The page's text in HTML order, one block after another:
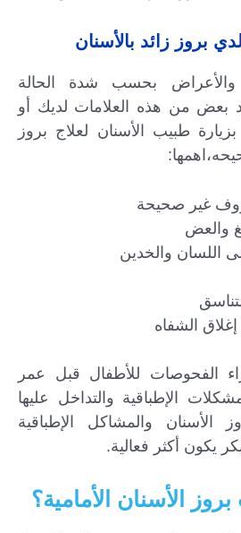
بروز زائد بالأسنان
والأعراض بحسب شدة الحالة
بعض من هذه العلامات لديك أو
طبيب الأسنان لعلاج بروز
غير صحيحة
والعض
اللسان والخدين
الشفاه
الفحوصات للأطفال قبل عمر
الإطباقية والتداخل عليها
الأسنان والمشاكل الإطباقية
يكون أكثر فعالية.
الأسنان الأمامية؟